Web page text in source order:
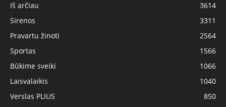
Iš arčiau
3614
Sirenos
3311
Pravartu žinoti
2564
Sportas
1566
Būkime sveiki
1066
Laisvalaikis
1040
Verslas PLIUS
850